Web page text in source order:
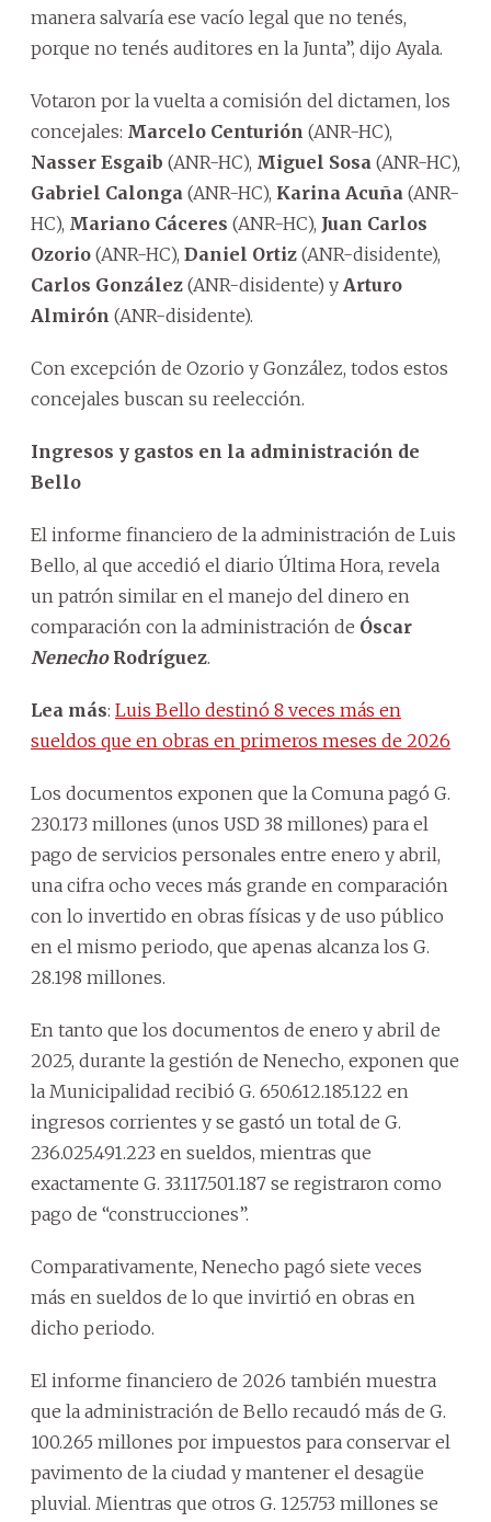
manera salvaría ese vacío legal que no tenés,
porque no tenés auditores en la Junta”, dijo Ayala.
Votaron por la vuelta a comisión del dictamen, los
concejales: Marcelo Centurión (ANR-HC),
Nasser Esgaib (ANR-HC), Miguel Sosa (ANR-HC),
Gabriel Calonga (ANR-HC), Karina Acuña (ANR-
HC), Mariano Cáceres (ANR-HC), Juan Carlos
Ozorio (ANR-HC), Daniel Ortiz (ANR-disidente),
Carlos González (ANR-disidente) y Arturo
Almirón (ANR-disidente).
Con excepción de Ozorio y González, todos estos
concejales buscan su reelección.
Ingresos y gastos en la administración de
Bello
El informe financiero de la administración de Luis
Bello, al que accedió el diario Última Hora, revela
un patrón similar en el manejo del dinero en
comparación con la administración de Óscar
NenechoRodríguez.
Lea más: Luis Bello destinó 8 veces más en
sueldos que en obras en primeros meses de 2026
Los documentos exponen que la Comuna pagó G.
230.173 millones (unos USD 38 millones) para el
pago de servicios personales entre enero y abril,
una cifra ocho veces más grande en comparación
con lo invertido en obras físicas y de uso público
en el mismo periodo, que apenas alcanza los G.
28.198 millones.
En tanto que los documentos de enero y abril de
2025, durante la gestión de Nenecho, exponen que
la Municipalidad recibió G. 650.612.185.122 en
ingresos corrientes y se gastó un total de G.
236.025.491.223 en sueldos, mientras que
exactamente G. 33.117.501.187 se registraron como
pago de “construcciones”.
Comparativamente, Nenecho pagó siete veces
más en sueldos de lo que invirtió en obras en
dicho periodo.
El informe financiero de 2026 también muestra
que la administración de Bello recaudó más de G.
100.265 millones por impuestos para conservar el
pavimento de la ciudad y mantener el desagüe
pluvial. Mientras que otros G. 125.753 millones se